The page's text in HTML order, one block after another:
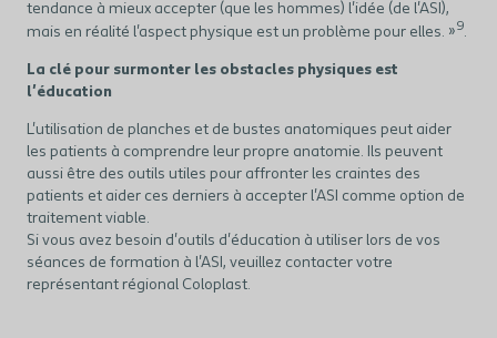
tendance à mieux accepter (que les hommes) l'idée (de l'ASI),
mais en réalité l'aspect physique est un problème pour elles. »9.
La clé pour surmonter les obstacles physiques est
l'éducation
L'utilisation de planches et de bustes anatomiques peut aider
les patients à comprendre leur propre anatomie. Ils peuvent
aussi être des outils utiles pour affronter les craintes des
patients et aider ces derniers à accepter l'ASI comme option de
traitement viable.
Si vous avez besoin d'outils d'éducation à utiliser lors de vos
séances de formation à l'ASI, veuillez contacter votre
représentant régional Coloplast.